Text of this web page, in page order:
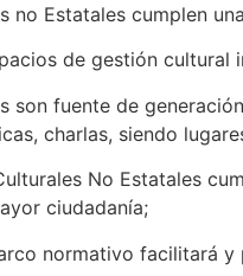
no Estatales cumplen
de gestión
son fuente de
charlas, siendo
No Estatales
ciudadanía;
normativo facilitará